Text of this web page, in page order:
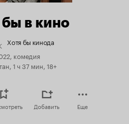
в кино
Хотя бы кинода
комедия
1 ч 37 мин, 18+
Добавить Еще